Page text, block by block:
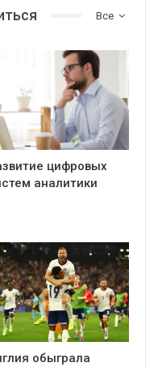
Все
цифровых
аналитики
обыграла